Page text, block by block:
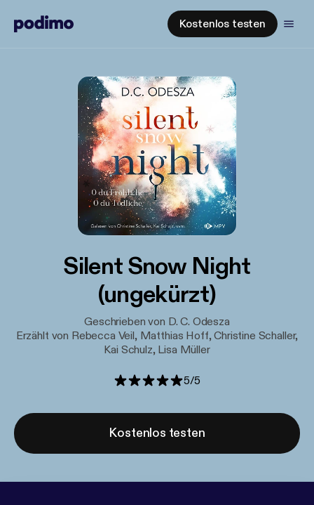
Kostenlos testen
Silent Snow Night
(ungekürzt)
Geschrieben von D. C. Odesza
Erzählt von Rebecca Veil, Matthias Hoff, Christine Schaller,
Kai Schulz, Lisa Müller
5/5
Kostenlos testen